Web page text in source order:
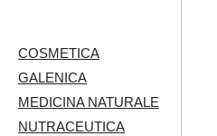
COSMETICA
GALENICA
MEDICINA NATURALE
NUTRACEUTICA